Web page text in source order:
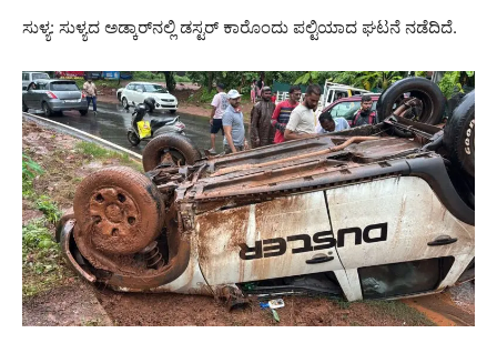
ಸುಳ್ಯ: ಸುಳ್ಯದ ಅಡ್ಕಾರ್‌ನಲ್ಲಿ ಡಸ್ಟರ್ ಕಾರೊಂದು ಪಲ್ಟಿಯಾದ ಘಟನೆ ನಡೆದಿದೆ.